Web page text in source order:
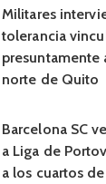
Militares
tolerancia
presuntamente
norte de Quito
Barcelona SC
a Liga de
a los cuartos